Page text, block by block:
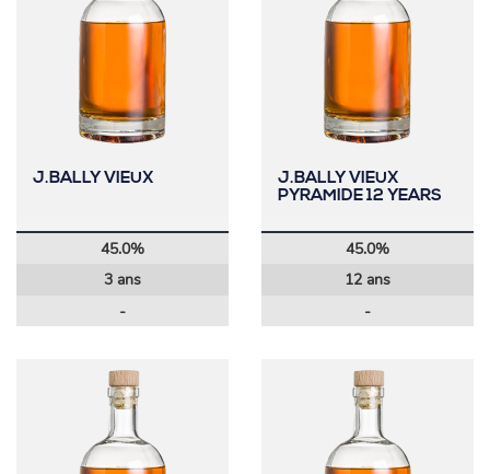
J.BALLY VIEUX
45.0%
3 ans
-
J.BALLY VIEUX
PYRAMIDE 12 YEARS
45.0%
12 ans
-